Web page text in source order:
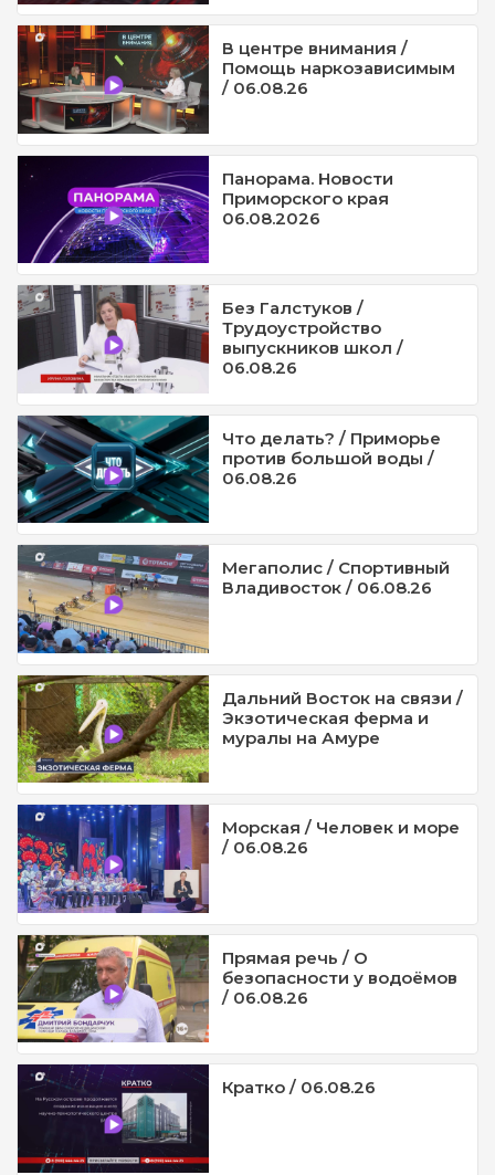
В центре внимания /
Помощь наркозависимым
/ 06.08.26
Панорама. Новости
Приморского края
06.08.2026
Без Галстуков /
Трудоустройство
выпускников школ /
06.08.26
Что делать? / Приморье
против большой воды /
06.08.26
Мегаполис / Спортивный
Владивосток / 06.08.26
Дальний Восток на связи /
Экзотическая ферма и
муралы на Амуре
Морская / Человек и море
/ 06.08.26
Прямая речь / О
безопасности у водоёмов
/ 06.08.26
Кратко / 06.08.26